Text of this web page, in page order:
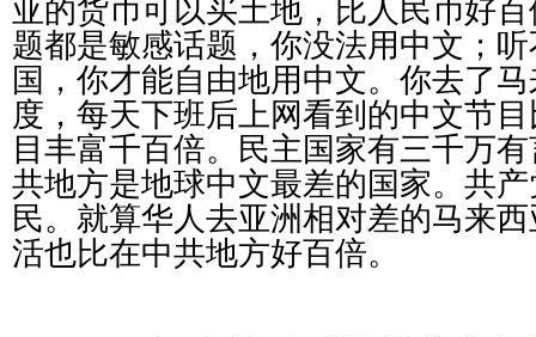
亚的货币可以买土地，比人民币好
题都是敏感话题，你没法用中文；
国，你才能自由地用中文。你去了
度，每天下班后上网看到的中文节
目丰富千百倍。民主国家有三千万
共地方是地球中文最差的国家。共
民。就算华人去亚洲相对差的马来
活也比在中共地方好百倍。